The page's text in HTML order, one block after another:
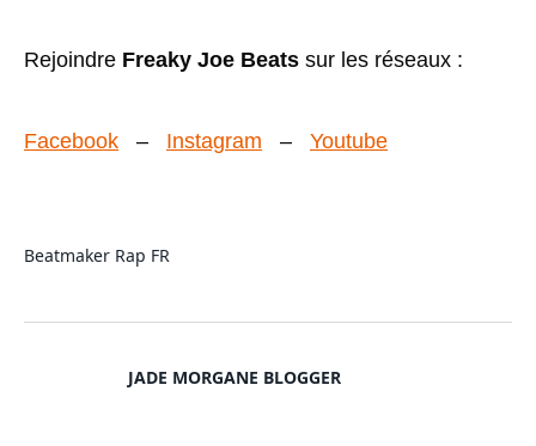
Rejoindre Freaky Joe Beats sur les réseaux :
Facebook – Instagram – Youtube
Beatmaker Rap FR
JADE MORGANE BLOGGER